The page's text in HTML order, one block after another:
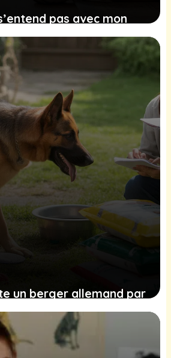
pas avec mon
faire ?
un berger allemand par